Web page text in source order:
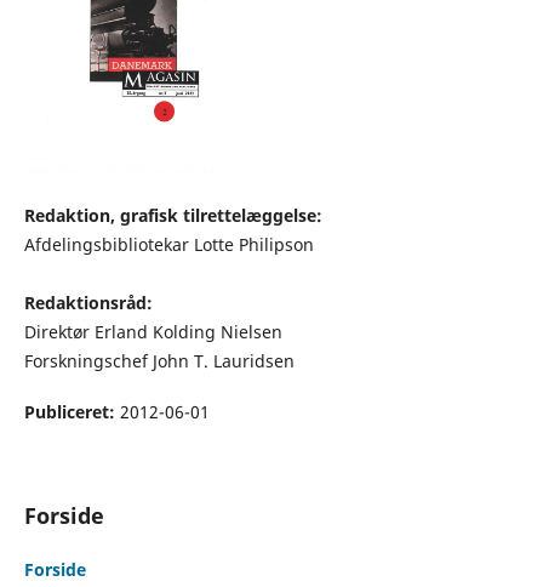
Redaktion, grafisk tilrettelæggelse:
Afdelingsbibliotekar Lotte Philipson
Redaktionsråd:
Direktør Erland Kolding Nielsen
Forskningschef John T. Lauridsen
Publiceret: 2012-06-01
Forside
Forside